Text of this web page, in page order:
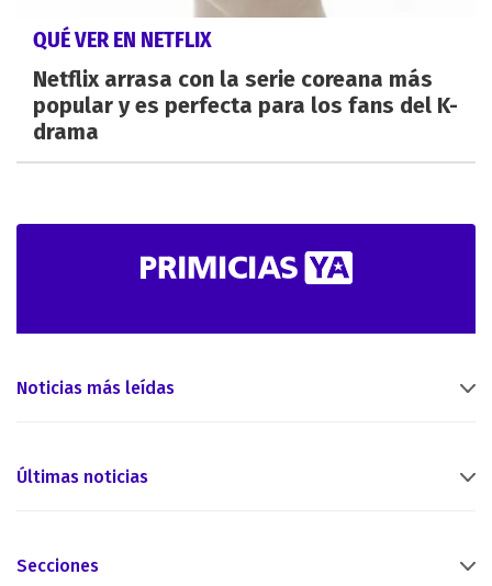
QUÉ VER EN NETFLIX
Netflix arrasa con la serie coreana más
popular y es perfecta para los fans del K-
drama
Noticias más leídas
Últimas noticias
Secciones